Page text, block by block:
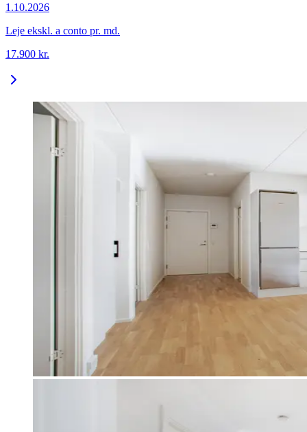
1.10.2026
Leje ekskl. a conto pr. md.
17.900 kr.